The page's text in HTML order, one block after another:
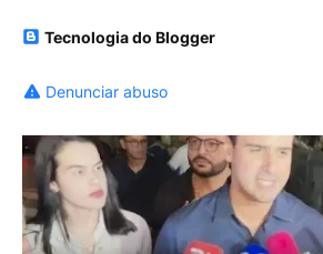
Tecnologia do Blogger
Denunciar abuso